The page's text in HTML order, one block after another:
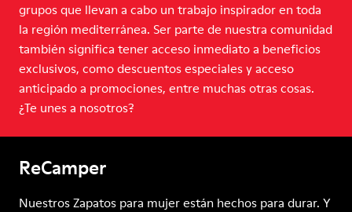
grupos que llevan a cabo un trabajo inspirador en toda
la región mediterránea. Ser parte de nuestra comunidad
también significa tener acceso inmediato a beneficios
exclusivos, como descuentos especiales y acceso
anticipado a promociones, entre muchas otras cosas.
¿Te unes a nosotros?
ReCamper
Nuestros Zapatos para mujer están hechos para durar. Y